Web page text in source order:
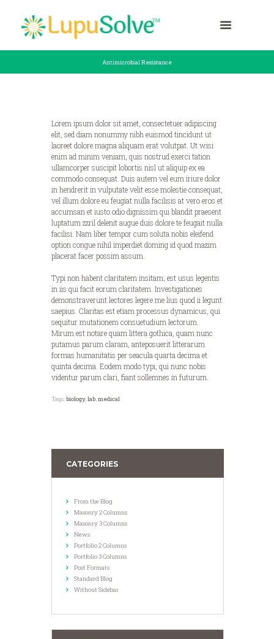
Antimicrobial Resistance
Lorem ipsum dolor sit amet, consectetuer adipiscing
elit, sed diam nonummy nibh euismod tincidunt ut
laoreet dolore magna aliquam erat volutpat. Ut wisi
enim ad minim veniam, quis nostrud exerci tation
ullamcorper suscipit lobortis nisl ut aliquip ex ea
commodo consequat. Duis autem vel eum iriure dolor
in hendrerit in vulputate velit esse molestie consequat,
vel illum dolore eu feugiat nulla facilisis at vero eros et
accumsan et iusto odio dignissim qui blandit praesent
luptatum zzril delenit augue duis dolore te feugait nulla
facilisi. Nam liber tempor cum soluta nobis eleifend
option congue nihil imperdiet doming id quod mazim
placerat facer possim assum.
Typi non habent claritatem insitam; est usus legentis
in iis qui facit eorum claritatem. Investigationes
demonstraverunt lectores legere me lius quod ii legunt
saepius. Claritas est etiam processus dynamicus, qui
sequitur mutationem consuetudium lectorum.
Mirum est notare quam littera gothica, quam nunc
putamus parum claram, anteposuerit litterarum
formas humanitatis per seacula quarta decima et
quinta decima. Eodem modo typi, qui nunc nobis
videntur parum clari, fiant sollemnes in futurum.
Tags:biology,lab,medical
CATEGORIES
From the Blog
Masonry 2 Columns
Masonry 3 Columns
News
Portfolio 2 Columns
Portfolio 3 Columns
Post Formats
Standard Blog
Without Sidebar